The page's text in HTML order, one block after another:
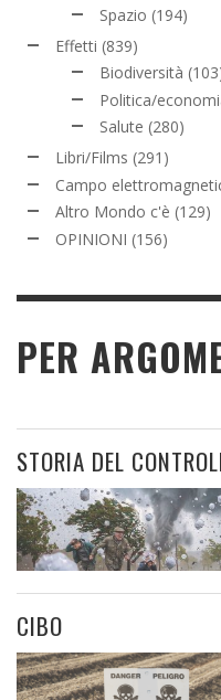
Spazio (194)
Effetti (839)
Biodiversità
Politica/
Salute (280)
Libri/Films (291)
Campo
Altro Mondo c'è (129)
OPINIONI (156)
PER
STORIA DEL
CIBO